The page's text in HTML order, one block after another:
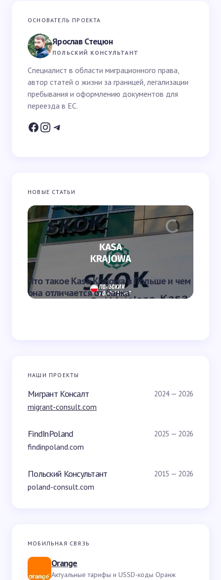
Ваш адрес email не будет опубликован.
Ваш вопрос *
Ваше имя *
Email *
Запомнить имя и email для следующих
комментариев
Отправить
ОСНОВАТЕЛЬ ПРОЕКТА
Ярослав Стецюн
ПОЛЬСКИЙ КОНСУЛЬТАНТ
Специалист в области миграционного права,
автор статей о жизни за границей, легализации
пребывания и оформлению документов для
переезда в ЕС.
НОВЫЕ СТАТЬИ
Что такое Kasa Krajowa в Польше и чем
она отличается от банка
НАШИ ПРОЕКТЫ
Мигрант Консалт 2024 — 2026
migrant-consult.com
FindInPoland 2025 — 2026
findinpoland.com
Польский Консультант 2015 — 2026
poland-consult.com
МОБИЛЬНАЯ СВЯЗЬ
Orange
Актуальные тарифы и USSD-коды Оранж